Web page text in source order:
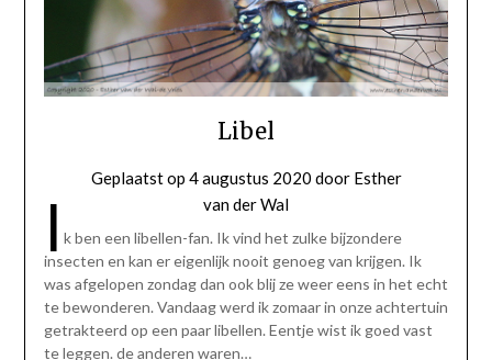
Libel
Geplaatst op 4 augustus 2020 door Esther
van der Wal
I k ben een libellen-fan. Ik vind het zulke bijzondere
insecten en kan er eigenlijk nooit genoeg van krijgen. Ik
was afgelopen zondag dan ook blij ze weer eens in het echt
te bewonderen. Vandaag werd ik zomaar in onze achtertuin
getrakteerd op een paar libellen. Eentje wist ik goed vast
te leggen. de anderen waren…